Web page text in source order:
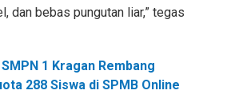
dan bebas pungutan liar,” tegas
SMPN 1 Kragan Rembang
288 Siswa di SPMB Online